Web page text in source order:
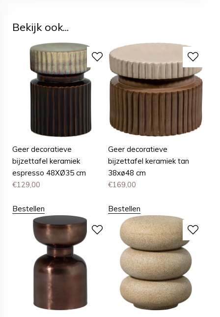
Bekijk ook...
Geer decoratieve
bijzettafel keramiek
espresso 48XØ35 cm
€129,00
Bestellen
Geer decoratieve
bijzettafel keramiek tan
38xø48 cm
€169,00
Bestellen